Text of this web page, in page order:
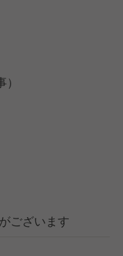
ございます